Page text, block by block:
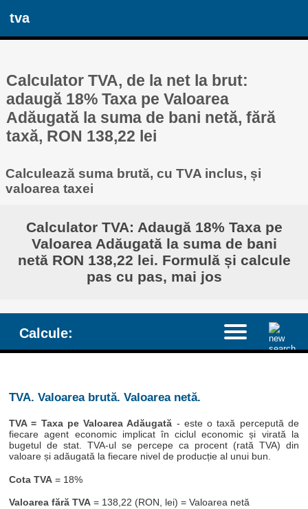
tva
Calculator TVA, de la net la brut:
adaugă 18% Taxa pe Valoarea
Adăugată la suma de bani netă, fără
taxă, RON 138,22 lei
Calculează suma brută, cu TVA inclus, și
valoarea taxei
Calculator TVA: Adaugă 18% Taxa pe
Valoarea Adăugată la suma de bani
netă RON 138,22 lei. Formulă și calcule
pas cu pas, mai jos
Calcule:
TVA. Valoarea brută. Valoarea netă.
TVA = Taxa pe Valoarea Adăugată - este o taxă percepută de
fiecare agent economic implicat în ciclul economic și virată la
bugetul de stat. TVA-ul se percepe ca procent (rată TVA) din
valoare și adăugată la fiecare nivel de producție al unui bun.
Cota TVA = 18%
Valoarea fără TVA = 138,22 (RON, lei) = Valoarea netă